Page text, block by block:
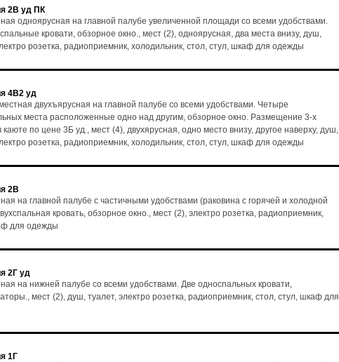
2В уд ПК
одноярусная на главной палубе увеличенной площади со всеми удобствами.
кровати, обзорное окно., мест (2), одноярусная, два места внизу, душ,
розетка, радиоприемник, холодильник, стол, стул, шкаф для одежды
4В2 уд
двухъярусная на главной палубе со всеми удобствами. Четыре
места расположенные одно над другим, обзорное окно. Размещение 3-х
каюте по цене 3Б уд., мест (4), двухярусная, одно место внизу, другое наверху, душ,
розетка, радиоприемник, холодильник, стол, стул, шкаф для одежды
2В
на главной палубе с частичными удобствами (раковина с горячей и холодной
кровать, обзорное окно., мест (2), электро розетка, радиоприемник,
для одежды
2Г уд
на нижней палубе со всеми удобствами. Две односпальных кровати,
мест (2), душ, туалет, электро розетка, радиоприемник, стол, стул, шкаф для
1Г